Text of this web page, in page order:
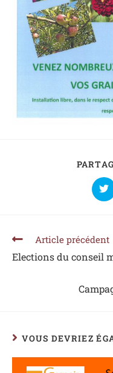
Article précédent
Elections du conseil
VOUS DEVRIEZ